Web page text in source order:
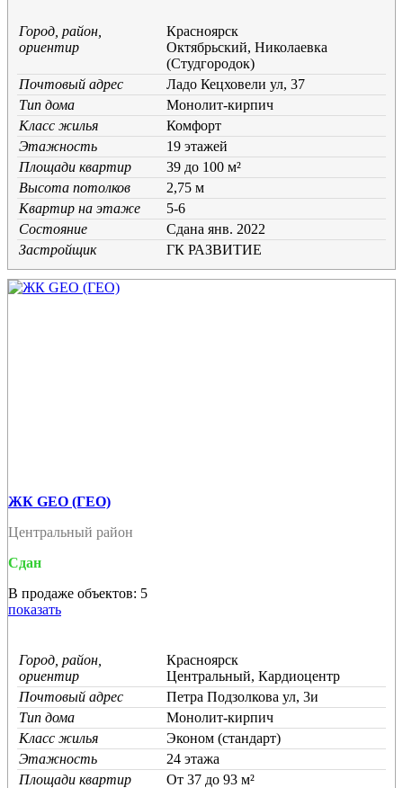
Город, район,
ориентир
Красноярск
Октябрьский, Николаевка
(Студгородок)
Почтовый адрес
Ладо Кецховели ул, 37
Тип дома
Монолит-кирпич
Класс жилья
Комфорт
Этажность
19 этажей
Площади квартир
39 до 100 м²
Высота потолков
2,75 м
Квартир на этаже
5-6
Состояние
Cдана янв. 2022
Застройщик
ГК РАЗВИТИЕ
ЖК GEO (ГЕО)
Центральный район
Сдан
В продаже объектов: 5
показать
Город, район,
ориентир
Красноярск
Центральный, Кардиоцентр
Почтовый адрес
Петра Подзолкова ул, 3и
Тип дома
Монолит-кирпич
Класс жилья
Эконом (стандарт)
Этажность
24 этажа
Площади квартир
От 37 до 93 м²